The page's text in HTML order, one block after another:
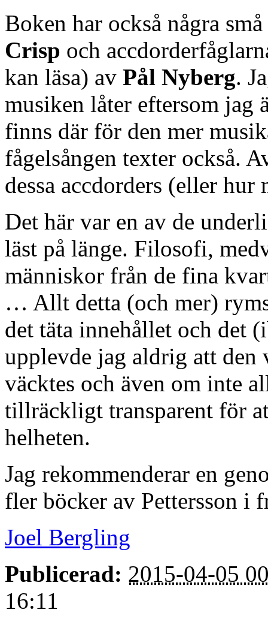
Boken har också några
Crisp och
kan läsa) av Pål Nyberg.
musiken låter eftersom
finns där för den mer
fågelsången texter också.
dessa accdorders (eller
Det här var en av de
läst på länge. Filosofi,
människor från de fina
… Allt detta (och mer)
det täta innehållet och det
upplevde jag aldrig att den
väcktes och även om inte
tillräckligt transparent för
helheten.
Jag rekommenderar en
fler böcker av Pettersson i
Joel Bergling
Publicerad: 2015-04-05
16:11